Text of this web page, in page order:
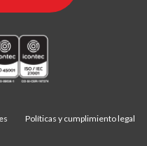
Políticas y cumplimiento legal